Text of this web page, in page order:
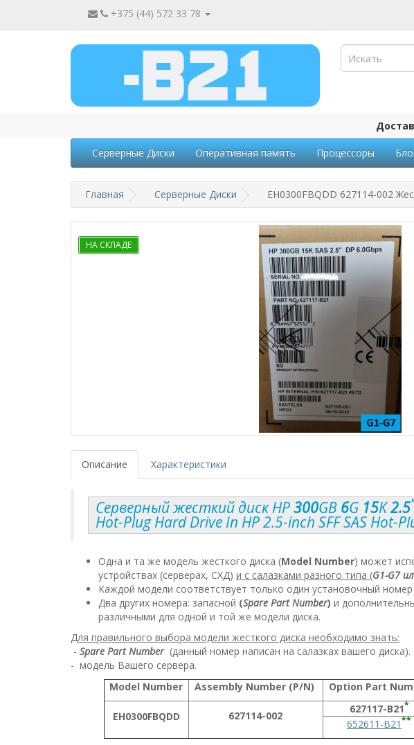
+375 (44) 572 33 78
Серверные Диски Оперативная память Процессоры
Главная Серверные Диски EH0300FBQDD 627114-002
НА СКЛАДЕ
Описание Характеристики
Cерверный жесткий диск HP300GB 6G 15K2.5"
Hot-Plug Hard Drive In HP 2.5-inch SFF SAS Hot-
Одна и та же модель жесткого диска (Model Number) может
устройствах (серверах, СХД) и с салазками разного типа (G1-G7
Каждой модели соответствует только один установочный номер
Два других номера: запасной (Spare Part Number) и
различными для одной и той же модели диска.
Для правильного выбора модели жесткого диска необходимо знать:
- Spare Part Number (данный номер написан на салазках вашего диска).
- модель Вашего сервера.
Model Number
Assembly Number (P/N) Option Part
EH0300FBQDD 627114-002
627117-B21*
652611-B21**